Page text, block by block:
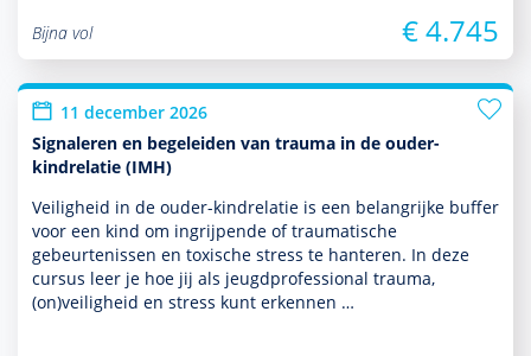
Bijna vol € 4.745
11 december 2026
Signaleren en begeleiden van trauma in de ouder-
kindrelatie (IMH)
Veiligheid in de ouder-kindrelatie is een belang­rijke buffer
voor een kind om ingrijpende of traumatische
gebeurtenissen en toxische stress te hanteren. In deze
cursus leer je hoe jij als jeugdprofessional trauma,
(on)veiligheid en stress kunt erkennen …